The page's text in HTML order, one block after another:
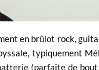
en brûlot rock,
typiquement
(parfaite de